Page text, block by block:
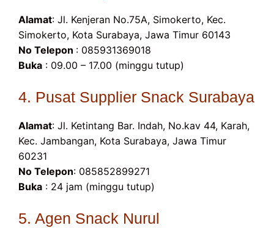
Alamat: Jl. Kenjeran No.75A, Simokerto, Kec.
Simokerto, Kota Surabaya, Jawa Timur 60143
No Telepon : 085931369018
Buka : 09.00 – 17.00 (minggu tutup)
4. Pusat Supplier Snack Surabaya
Alamat: Jl. Ketintang Bar. Indah, No.kav 44, Karah,
Kec. Jambangan, Kota Surabaya, Jawa Timur
60231
No Telepon: 085852899271
Buka : 24 jam (minggu tutup)
5. Agen Snack Nurul